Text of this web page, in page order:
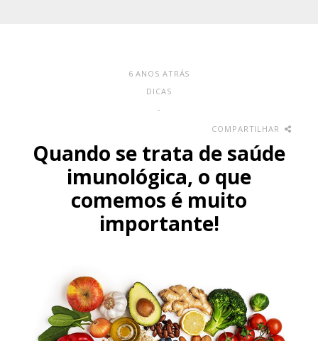
6 ANOS ATRÁS
DICAS
-
COMPARTILHAR
Quando se trata de saúde
imunológica, o que
comemos é muito
importante!